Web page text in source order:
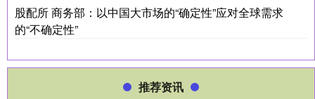
股配所 商务部：以中国大市场的“确定性”应对全球需求
的“不确定性”
推荐资讯